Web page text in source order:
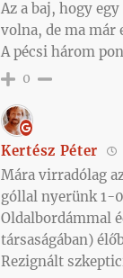
Az a baj, hogy
volna, de ma már
A pécsi három
0
Kertész Péter
Mára virradólag
góllal nyerünk 1-
Oldalbordámmal
társaságában)
Rezignált